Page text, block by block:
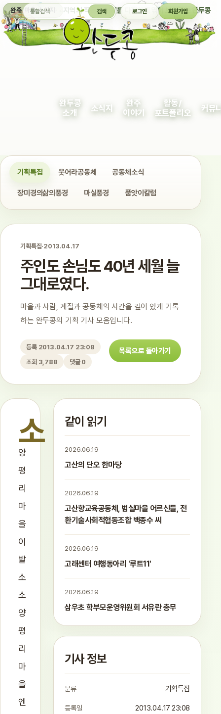
완주 마을 소식지 지역의 작은 이야기를 다정하게 엮어 보여주는 완두콩
통합검색 검색 로그인 회원가입
완두콩
소개
소식지
완주
이야기
활동/
포트폴리오
커뮤
기획특집 웃어라공동체 공동체소식
장미경의삶의풍경 마실풍경 품앗이칼럼
기획특집·2013.04.17
주인도 손님도 40년 세월 늘
그대로였다.
마을과 사람, 계절과 공동체의 시간을 깊이 있게 기록
하는 완두콩의 기획 기사 모음입니다.
등록 2013.04.17 23:08
조회 3,788
댓글 0
목록으로 돌아가기
소
양
평
리
마
을
이
발
소
소
양
평
리
마
을
엔
같이 읽기
2026.06.19
고산의 단오 한마당
2026.06.19
고산향교육공동체, 범실마을 어르신들, 전
환기술사회적협동조합 백종수 씨
2026.06.19
고래센터 여행동아리 '루트11'
2026.06.19
삼우초 학부모운영위원회 서유란 총무
기사 정보
분류 기획특집
등록일 2013.04.17 23:08